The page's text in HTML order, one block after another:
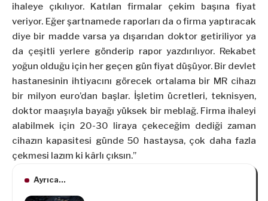
ihaleye çıkılıyor. Katılan firmalar çekim başına fiyat
veriyor. Eğer şartnamede raporları da o firma yaptıracak
diye bir madde varsa ya dışarıdan doktor getiriliyor ya
da çeşitli yerlere gönderip rapor yazdırılıyor. Rekabet
yoğun olduğu için her geçen gün fiyat düşüyor. Bir devlet
hastanesinin ihtiyacını görecek ortalama bir MR cihazı
bir milyon euro’dan başlar. İşletim ücretleri, teknisyen,
doktor maaşıyla bayağı yüksek bir meblağ. Firma ihaleyi
alabilmek için 20-30 liraya çekeceğim dediği zaman
cihazın kapasitesi günde 50 hastaysa, çok daha fazla
çekmesi lazım ki kârlı çıksın.”
Ayrıca...